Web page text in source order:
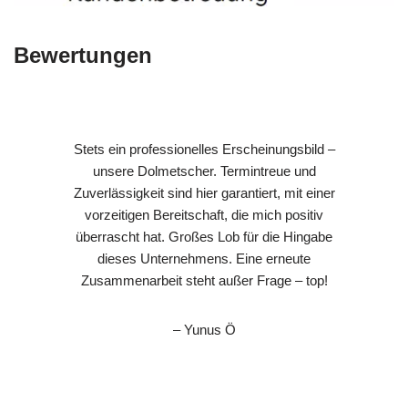
Bewertungen
Stets ein professionelles Erscheinungsbild –
unsere Dolmetscher. Termintreue und
Zuverlässigkeit sind hier garantiert, mit einer
vorzeitigen Bereitschaft, die mich positiv
überrascht hat. Großes Lob für die Hingabe
dieses Unternehmens. Eine erneute
Zusammenarbeit steht außer Frage – top!
– Yunus Ö